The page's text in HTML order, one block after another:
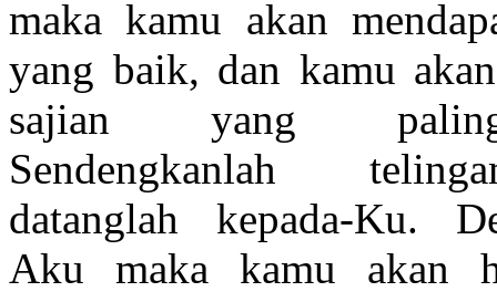
maka kamu akan
yang baik, dan kamu
sajian yang
Sendengkanlah
datanglah kepada-Ku.
Aku maka kamu akan